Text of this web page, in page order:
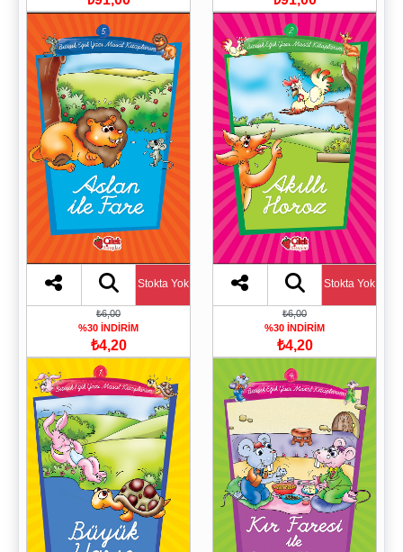
Stokta Yok
₺6,00
%30 İNDİRİM
₺4,20
Stokta Yok
₺6,00
%30 İNDİRİM
₺4,20